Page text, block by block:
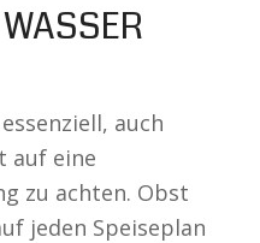
auch
auf eine
zu achten. Obst
jeden Speiseplan